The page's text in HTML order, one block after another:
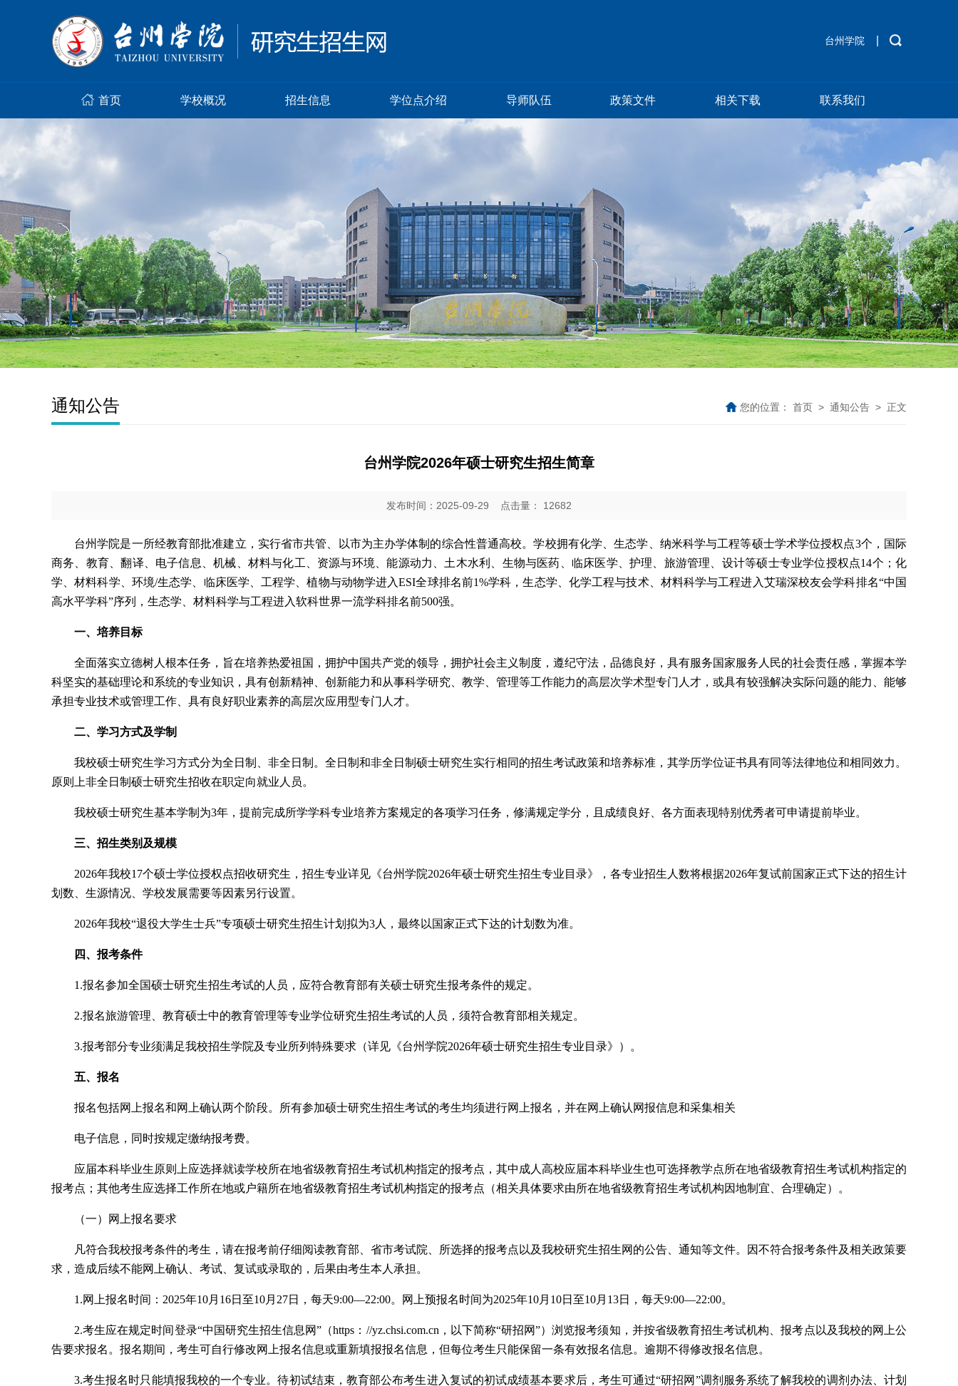
台州学院
首页 学校概况 招生信息 学位点介绍 导师队伍 政策文件 相关下载 联系我们
您的位置： 首页 > 通知公告 > 正文
通知公告
台州学院2026年硕士研究生招生简章
发布时间：2025-09-29 点击量： 12682
台州学院是一所经教育部批准建立，实行省市共管、以市为主办学体制的综合性普通高校。学校拥有化学、生态学、纳米科学与工程等硕士学术学位授权点3个，国际
商务、教育、翻译、电子信息、机械、材料与化工、资源与环境、能源动力、土木水利、生物与医药、临床医学、护理、旅游管理、设计等硕士专业学位授权点14个；化
学、材料科学、环境/生态学、临床医学、工程学、植物与动物学进入ESI全球排名前1%学科，生态学、化学工程与技术、材料科学与工程进入艾瑞深校友会学科排名“中国
高水平学科”序列，生态学、材料科学与工程进入软科世界一流学科排名前500强。
一、培养目标
全面落实立德树人根本任务，旨在培养热爱祖国，拥护中国共产党的领导，拥护社会主义制度，遵纪守法，品德良好，具有服务国家服务人民的社会责任感，掌握本学
科坚实的基础理论和系统的专业知识，具有创新精神、创新能力和从事科学研究、教学、管理等工作能力的高层次学术型专门人才，或具有较强解决实际问题的能力、能够
承担专业技术或管理工作、具有良好职业素养的高层次应用型专门人才。
二、学习方式及学制
我校硕士研究生学习方式分为全日制、非全日制。全日制和非全日制硕士研究生实行相同的招生考试政策和培养标准，其学历学位证书具有同等法律地位和相同效力。
原则上非全日制硕士研究生招收在职定向就业人员。
我校硕士研究生基本学制为3年，提前完成所学学科专业培养方案规定的各项学习任务，修满规定学分，且成绩良好、各方面表现特别优秀者可申请提前毕业。
三、招生类别及规模
2026年我校17个硕士学位授权点招收研究生，招生专业详见《台州学院2026年硕士研究生招生专业目录》，各专业招生人数将根据2026年复试前国家正式下达的招生计
划数、生源情况、学校发展需要等因素另行设置。
2026年我校“退役大学生士兵”专项硕士研究生招生计划拟为3人，最终以国家正式下达的计划数为准。
四、报考条件
1.报名参加全国硕士研究生招生考试的人员，应符合教育部有关硕士研究生报考条件的规定。
2.报名旅游管理、教育硕士中的教育管理等专业学位研究生招生考试的人员，须符合教育部相关规定。
3.报考部分专业须满足我校招生学院及专业所列特殊要求（详见《台州学院2026年硕士研究生招生专业目录》）。
五、报名
报名包括网上报名和网上确认两个阶段。所有参加硕士研究生招生考试的考生均须进行网上报名，并在网上确认网报信息和采集相关
电子信息，同时按规定缴纳报考费。
应届本科毕业生原则上应选择就读学校所在地省级教育招生考试机构指定的报考点，其中成人高校应届本科毕业生也可选择教学点所在地省级教育招生考试机构指定的
报考点；其他考生应选择工作所在地或户籍所在地省级教育招生考试机构指定的报考点（相关具体要求由所在地省级教育招生考试机构因地制宜、合理确定）。
（一）网上报名要求
凡符合我校报考条件的考生，请在报考前仔细阅读教育部、省市考试院、所选择的报考点以及我校研究生招生网的公告、通知等文件。因不符合报考条件及相关政策要
求，造成后续不能网上确认、考试、复试或录取的，后果由考生本人承担。
1.网上报名时间：2025年10月16日至10月27日，每天9:00—22:00。网上预报名时间为2025年10月10日至10月13日，每天9:00—22:00。
2.考生应在规定时间登录“中国研究生招生信息网”（https：//yz.chsi.com.cn，以下简称“研招网”）浏览报考须知，并按省级教育招生考试机构、报考点以及我校的网上公
告要求报名。报名期间，考生可自行修改网上报名信息或重新填报报名信息，但每位考生只能保留一条有效报名信息。逾期不得修改报名信息。
3.考生报名时只能填报我校的一个专业。待初试结束，教育部公布考生进入复试的初试成绩基本要求后，考生可通过“研招网”调剂服务系统了解我校的调剂办法、计划